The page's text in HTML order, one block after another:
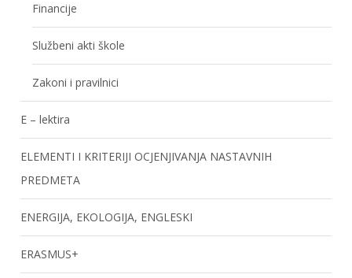
Financije
Službeni akti škole
Zakoni i pravilnici
E – lektira
ELEMENTI I KRITERIJI OCJENJIVANJA NASTAVNIH
PREDMETA
ENERGIJA, EKOLOGIJA, ENGLESKI
ERASMUS+